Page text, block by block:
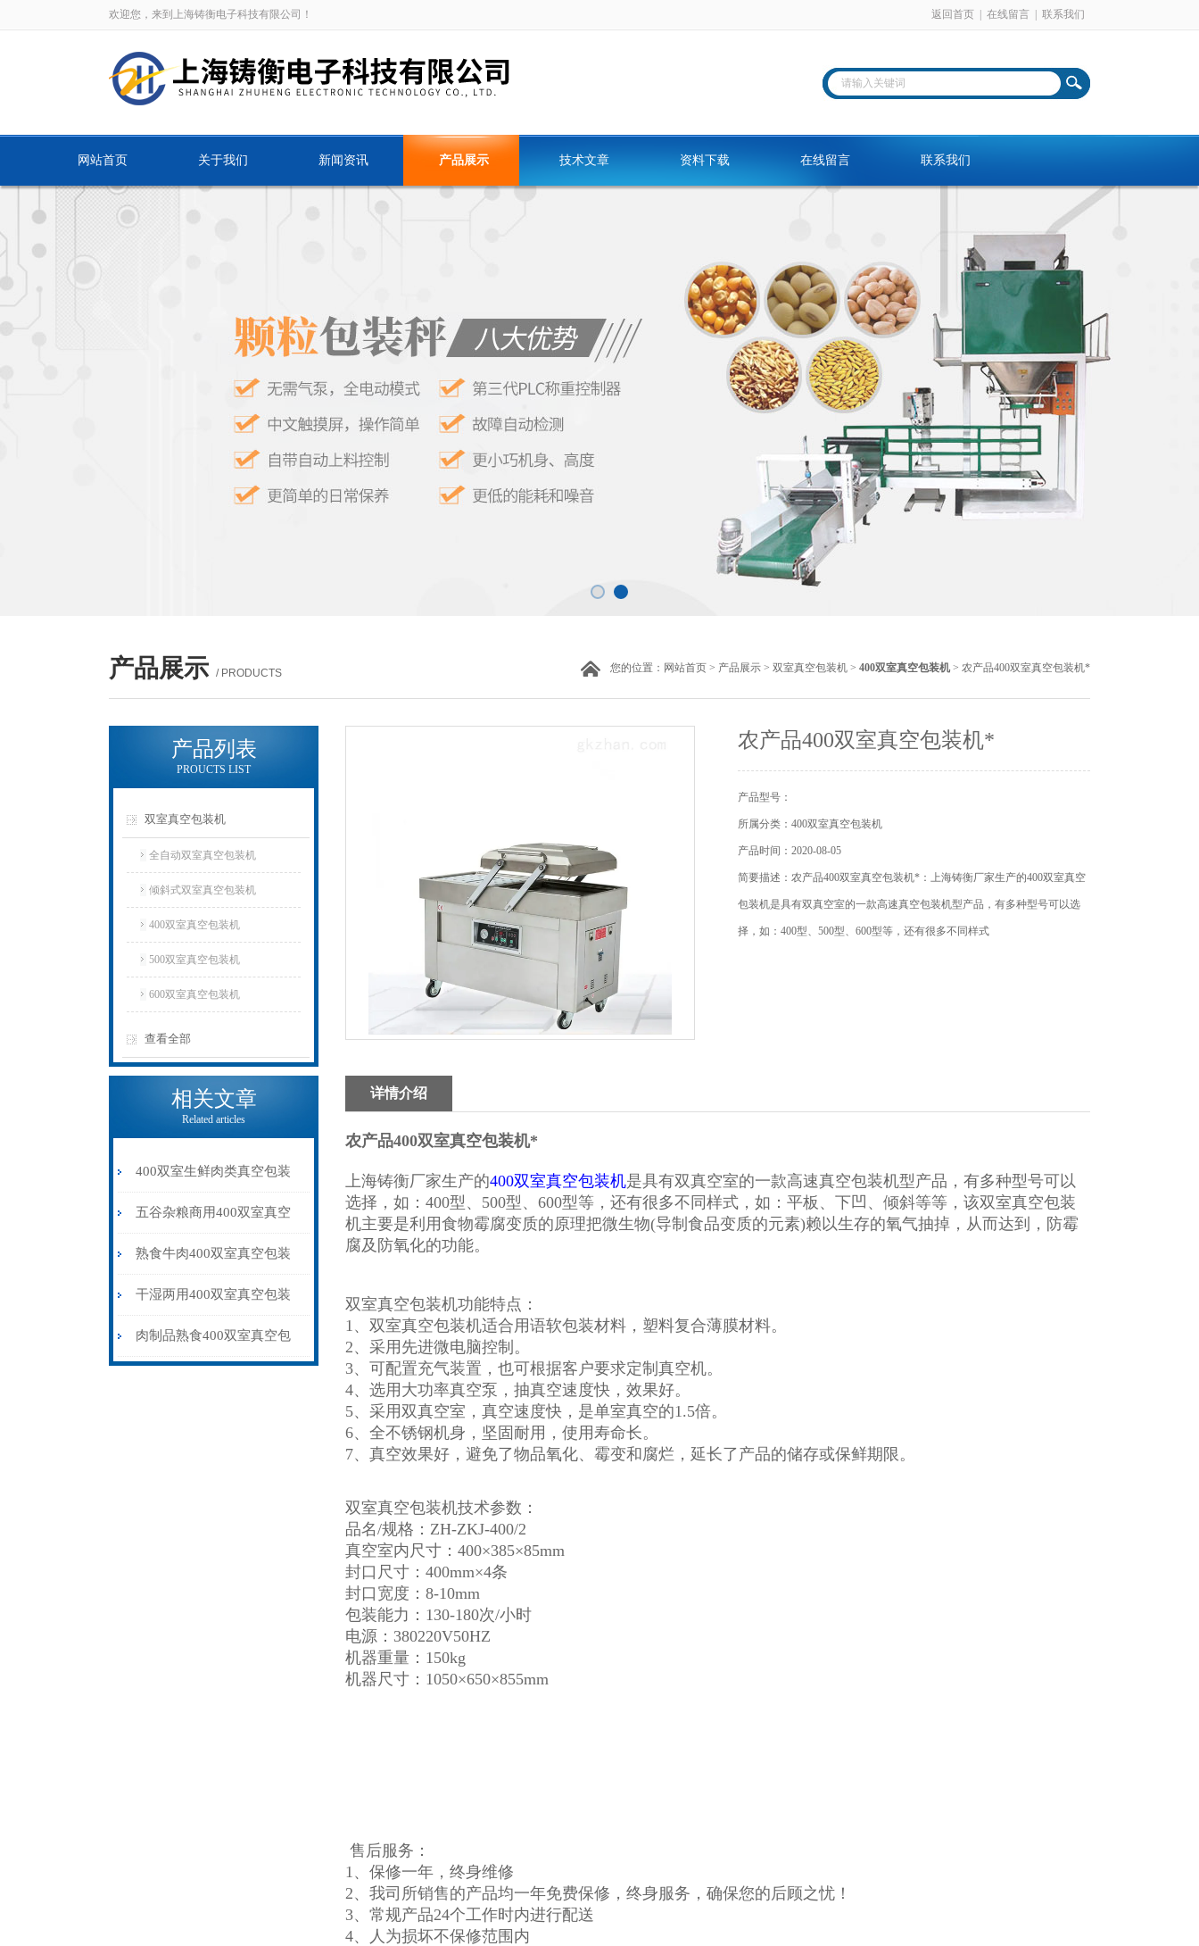
欢迎您，来到上海铸衡电子科技有限公司！ 返回首页 在线留言 联系我们
网站首页 关于我们 新闻资讯 产品展示 技术文章 资料下载 在线留言 联系我们
产品展示 / PRODUCTS 您的位置： 网站首页 > 产品展示 > 双室真空包装机 > 400双室真空包装机 > 农产品400双室真空包装机*
产品列表
PROUCTS LIST
双室真空包装机
全自动双室真空包装机
倾斜式双室真空包装机
400双室真空包装机
500双室真空包装机
600双室真空包装机
查看全部
相关文章
Related articles
400双室生鲜肉类真空包装
机 食品真空包装保鲜设备
五谷杂粮商用400双室真空
包装机多少钱一台
熟食牛肉400双室真空包装
机抽气封口保鲜
干湿两用400双室真空包装
机水果蔬菜肉制品专用
肉制品熟食400双室真空包
农产品400双室真空包装机*
产品型号：
所属分类：400双室真空包装机
产品时间：2020-08-05
简要描述：农产品400双室真空包装机*：上海铸衡厂家生产的400双室真空
包装机是具有双真空室的一款高速真空包装机型产品，有多种型号可以选
择，如：400型、500型、600型等，还有很多不同样式
详情介绍
农产品400双室真空包装机*
上海铸衡厂家生产的400双室真空包装机是具有双真空室的一款高速真空包装机型产品，有多种型号可以
选择，如：400型、500型、600型等，还有很多不同样式，如：平板、下凹、倾斜等等，该双室真空包装
机主要是利用食物霉腐变质的原理把微生物(导制食品变质的元素)赖以生存的氧气抽掉，从而达到，防霉
腐及防氧化的功能。
双室真空包装机功能特点：
1、双室真空包装机适合用语软包装材料，塑料复合薄膜材料。
2、采用先进微电脑控制。
3、可配置充气装置，也可根据客户要求定制真空机。
4、选用大功率真空泵，抽真空速度快，效果好。
5、采用双真空室，真空速度快，是单室真空的1.5倍。
6、全不锈钢机身，坚固耐用，使用寿命长。
7、真空效果好，避免了物品氧化、霉变和腐烂，延长了产品的储存或保鲜期限。
双室真空包装机技术参数：
品名/规格：ZH-ZKJ-400/2
真空室内尺寸：400×385×85mm
封口尺寸：400mm×4条
封口宽度：8-10mm
包装能力：130-180次/小时
电源：380220V50HZ
机器重量：150kg
机器尺寸：1050×650×855mm
售后服务：
1、保修一年，终身维修
2、我司所销售的产品均一年免费保修，终身服务，确保您的后顾之忧！
3、常规产品24个工作时内进行配送
4、人为损坏不保修范围内